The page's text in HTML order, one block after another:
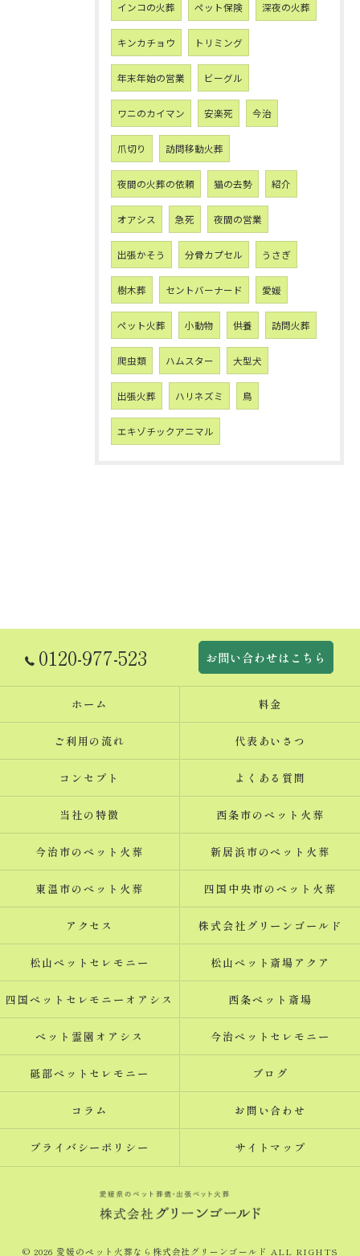
インコの火葬 ペット保険 深夜の火葬
キンカチョウ トリミング
年末年始の営業 ビーグル
ワニのカイマン 安楽死 今治
爪切り 訪問移動火葬
夜間の火葬の依頼 猫の去勢 紹介
オアシス 急死 夜間の営業
出張かそう 分骨カプセル うさぎ
樹木葬 セントバーナード 愛媛
ペット火葬 小動物 供養 訪問火葬
爬虫類 ハムスター 大型犬
出張火葬 ハリネズミ 鳥
エキゾチックアニマル
0120-977-523 お問い合わせはこちら
ホーム 料金
ご利用の流れ 代表あいさつ
コンセプト よくある質問
当社の特徴 西条市のペット火葬
今治市のペット火葬 新居浜市のペット火葬
東温市のペット火葬 四国中央市のペット火葬
アクセス 株式会社グリーンゴールド
松山ペットセレモニー 松山ペット斎場アクア
四国ペットセレモニーオアシス 西条ペット斎場
ペット霊園オアシス 今治ペットセレモニー
砥部ペットセレモニー ブログ
コラム お問い合わせ
プライバシーポリシー サイトマップ
© 2026 愛媛のペット火葬なら株式会社グリーンゴールド ALL RIGHTS